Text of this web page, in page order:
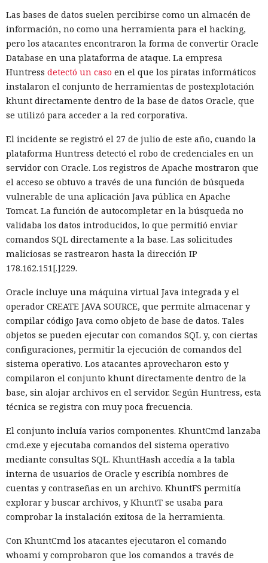
la estimación del equipo de Next.js acelera el
funcionamiento aproximadamente diez veces. En el
servidor, renunciar a la conversión de los web streams a
favor de los streams nativos de Node.js en toda la capa de
renderizado permite procesar un 22% más de solicitudes
sin cambiar el código de las aplicaciones.
Entre otras novedades figuran la unificación de la carga útil
mejor caché de archivos estáticos, la herramienta de
depuración Instant Navigations, que muestra los
componentes lentos, documentación con soporte de
versiones para agentes de IA, límites propios de manejo de
errores y compatibilidad con importaciones de archivos tipo
«glob».
Las conversaciones sobre la pérdida de popularidad de
Next.js en favor de los frameworks Remix, Astro y Gatsby
aún no se confirman en los datos: según el director general
descargas del framework superó los mil millones — casi el
doble del año pasado, que fue de alrededor de 520 millones.
El sonado hackeo a Snowflake
no quedó impune: detenido el
autor, ya espera sentencia en
una celda.
10:34 / 07.08.2026
secretos de 165 empresas.
Las bases de datos suelen percibirse como un almacén de
información, no como una herramienta para el hacking,
pero los atacantes encontraron la forma de convertir Oracle
Database en una plataforma de ataque. La empresa
Huntress detectó un caso en el que los piratas informáticos
instalaron el conjunto de herramientas de postexplotación
khunt directamente dentro de la base de datos Oracle, que
se utilizó para acceder a la red corporativa.
El incidente se registró el 27 de julio de este año, cuando la
plataforma Huntress detectó el robo de credenciales en un
servidor con Oracle. Los registros de Apache mostraron que
el acceso se obtuvo a través de una función de búsqueda
vulnerable de una aplicación Java pública en Apache
Tomcat. La función de autocompletar en la búsqueda no
validaba los datos introducidos, lo que permitió enviar
comandos SQL directamente a la base. Las solicitudes
maliciosas se rastrearon hasta la dirección IP
178.162.151[.]229.
Oracle incluye una máquina virtual Java integrada y el
operador CREATE JAVA SOURCE, que permite almacenar y
compilar código Java como objeto de base de datos. Tales
objetos se pueden ejecutar con comandos SQL y, con ciertas
configuraciones, permitir la ejecución de comandos del
sistema operativo. Los atacantes aprovecharon esto y
compilaron el conjunto khunt directamente dentro de la
base, sin alojar archivos en el servidor. Según Huntress, esta
técnica se registra con muy poca frecuencia.
El conjunto incluía varios componentes. KhuntCmd lanzaba
cmd.exe y ejecutaba comandos del sistema operativo
mediante consultas SQL. KhuntHash accedía a la tabla
interna de usuarios de Oracle y escribía nombres de
cuentas y contraseñas en un archivo. KhuntFS permitía
explorar y buscar archivos, y KhuntT se usaba para
comprobar la instalación exitosa de la herramienta.
Con KhuntCmd los atacantes ejecutaron el comando
whoami y comprobaron que los comandos a través de